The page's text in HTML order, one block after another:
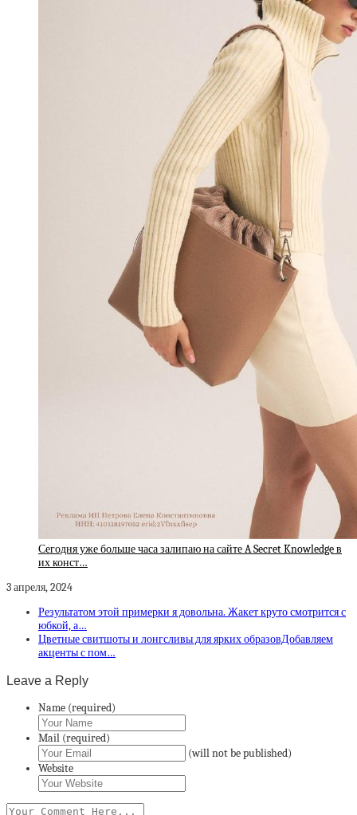
Сегодня уже больше часа залипаю на сайте A Secret Knowledge в
их конст…
3 апреля, 2024
Результатом этой примерки я довольна. Жакет круто смотрится с
юбкой, а…
Цветные свитшоты и лонгсливы для ярких образовДобавляем
акценты с пом…
Leave a Reply
Name (required)
Mail (required)
(will not be published)
Website